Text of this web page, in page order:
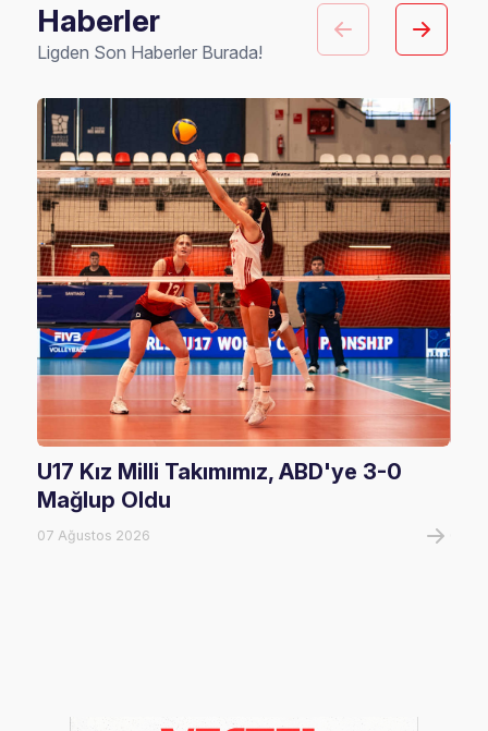
Haberler
Ligden Son Haberler Burada!
U17 Kız Milli Takımımız, ABD'ye 3-0
Mağlup Oldu
07 Ağustos 2026